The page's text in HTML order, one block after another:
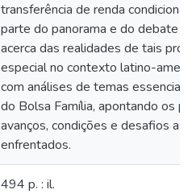
transferência de renda
parte do panorama e do debate
acerca das realidades de tais
especial no contexto latino-
com análises de temas
do Bolsa Família, apontando os
avanços, condições e desafios a
enfrentados.
494 p. : il.